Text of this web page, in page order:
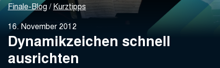
Finale-Blog Kurztipps
16. November 2012
Dynamikzeichen schnell
ausrichten